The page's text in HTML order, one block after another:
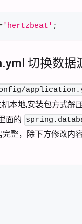
'hertzbeat' ;
切换数据
本地,安装包方式解
面的
完整，除下方修改内